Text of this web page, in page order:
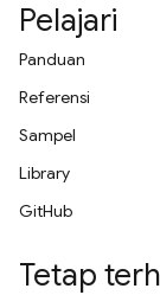
Pelajari
Panduan
Referensi
Sampel
Library
GitHub
Tetap